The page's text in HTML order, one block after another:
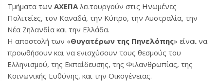
Τμήματα των ΑΧΕΠΑ λειτουργούν στις Ηνωμένες
Πολιτείες, τον Καναδά, την Κύπρο, την Αυστραλία, την
Νέα Ζηλανδία και την Ελλάδα.
Η αποστολή των «Θυγατέρων της Πηνελόπης» είναι να
προωθήσουν και να ενισχύσουν τους θεσμούς του
Ελληνισμού, της Εκπαίδευσης, της Φιλανθρωπίας, της
Κοινωνικής Ευθύνης, και την Οικογένειας.